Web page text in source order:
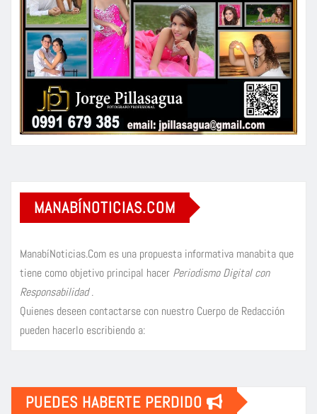
MANABÍNOTICIAS.COM
ManabíNoticias.Com es una propuesta informativa manabita que
tiene como objetivo principal hacer Periodismo Digital con
Responsabilidad.
Quienes deseen contactarse con nuestro Cuerpo de Redacción
pueden hacerlo escribiendo a:
PUEDES HABERTE PERDIDO